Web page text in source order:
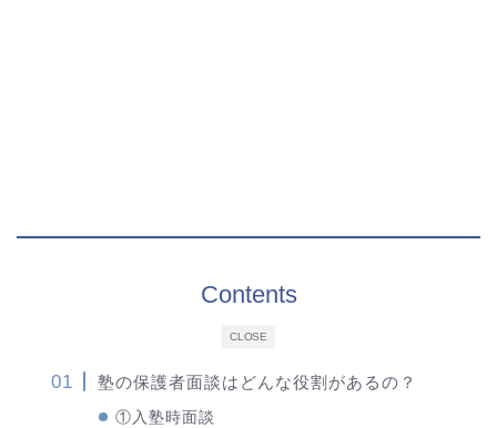
CLOSE
Contents
塾の保護者面談はどんな役割があるの？
①入塾時面談